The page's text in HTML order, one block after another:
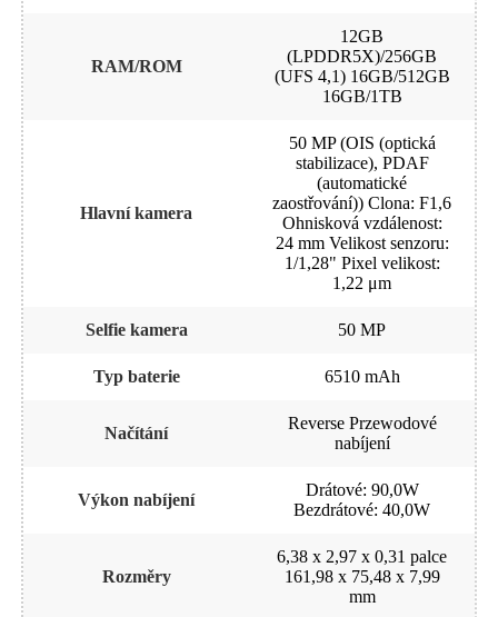
RAM/ROM
12GB
(LPDDR5X)/256GB
(UFS 4,1) 16GB/512GB
16GB/1TB
Hlavní kamera
50 MP (OIS (optická
stabilizace), PDAF
(automatické
zaostřování)) Clona: F1,6
Ohnisková vzdálenost:
24 mm Velikost senzoru:
1/1,28" Pixel velikost:
1,22 μm
Selfie kamera 50 MP
Typ baterie 6510 mAh
Načítání
Reverse Przewodové
nabíjení
Výkon nabíjení
Drátové: 90,0W
Bezdrátové: 40,0W
Rozměry
6,38 x 2,97 x 0,31 palce
161,98 x 75,48 x 7,99
mm